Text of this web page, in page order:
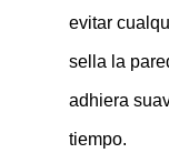
evitar
sella la
adhiera
tiempo.